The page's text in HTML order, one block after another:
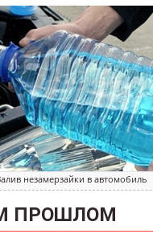
незамерзайки в автомобиль
ПРОШЛОМ